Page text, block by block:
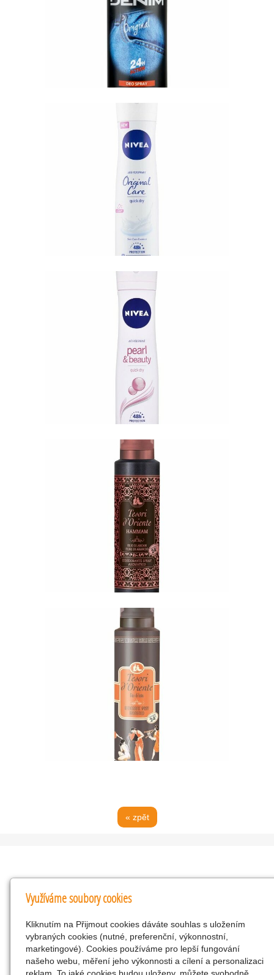
« zpět
Kontakty
KNK obchodní společnost s r.o.
Komenského 127, Žacléř, 542 01 Číslo účtu:
286293602/0300
25298518
Využíváme soubory cookies
Kliknutím na Přijmout cookies dáváte souhlas s uložením
vybraných cookies (nutné, preferenční, výkonnostní,
marketingové). Cookies používáme pro lepší fungování
našeho webu, měření jeho výkonnosti a cílení a personalizaci